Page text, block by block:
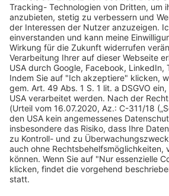
gulden röttger
gulden röttger rechtsanwälte
Jean-Pierre-Jungels-Str.10
55126 Mainz
06131 240950
anfrage@ggr-law.com